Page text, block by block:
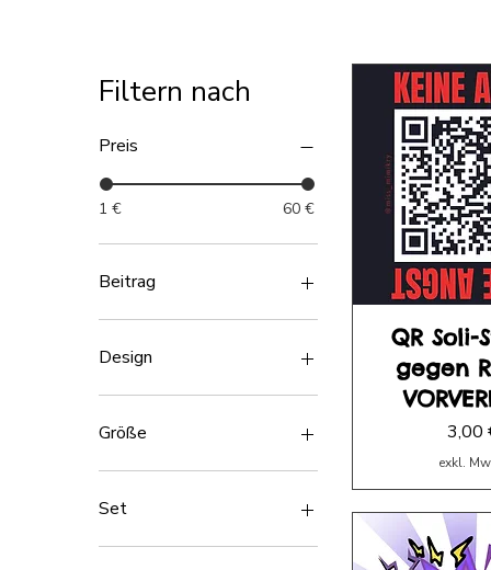
Filtern nach
Preis
1 € 60 €
Beitrag
Big Patron Energy
Drop a Doodle
money!
Toss a coin to your artist
Design
Bastards
Bi
Queer
Größe
A4
klein(40)
Set
1
QR Soli-
gegen
Preis
3,00
exkl.